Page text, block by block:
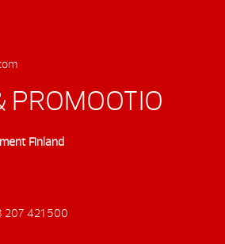
PROMOOTIO
Finland
207 421 500